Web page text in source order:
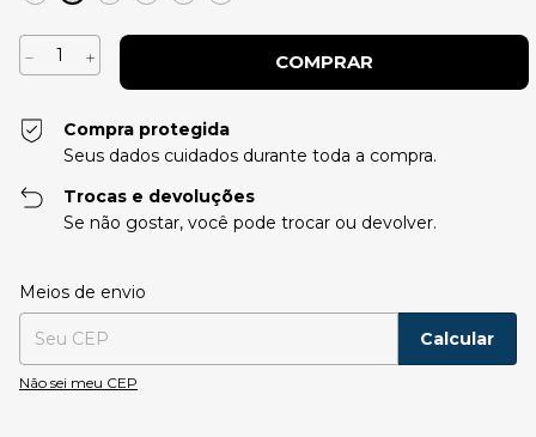
Compra protegida
Seus dados cuidados durante toda a compra.
Trocas e devoluções
Se não gostar, você pode trocar ou devolver.
Entregas para o CEP:
Meios de envio
Calcular
Não sei meu CEP